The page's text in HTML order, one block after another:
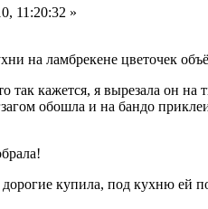
11:20:32 »
на ламбрекене цветочек
так кажется, я вырезала он
обошла и на бандо
купила, под кухню ей